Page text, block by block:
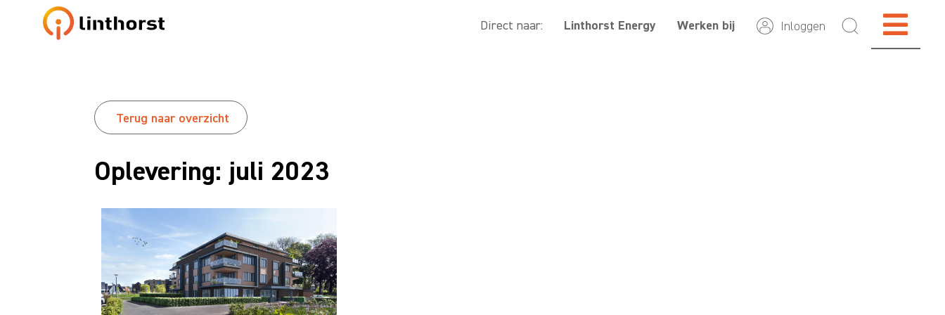
Direct naar: Linthorst Energy Werken bij Inloggen
Terug naar overzicht
Oplevering: juli 2023